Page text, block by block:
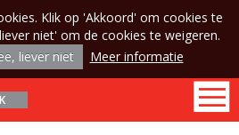
Klik op 'Akkoord' om cookies te
niet' om de cookies te weigeren.
liever niet Meer informatie